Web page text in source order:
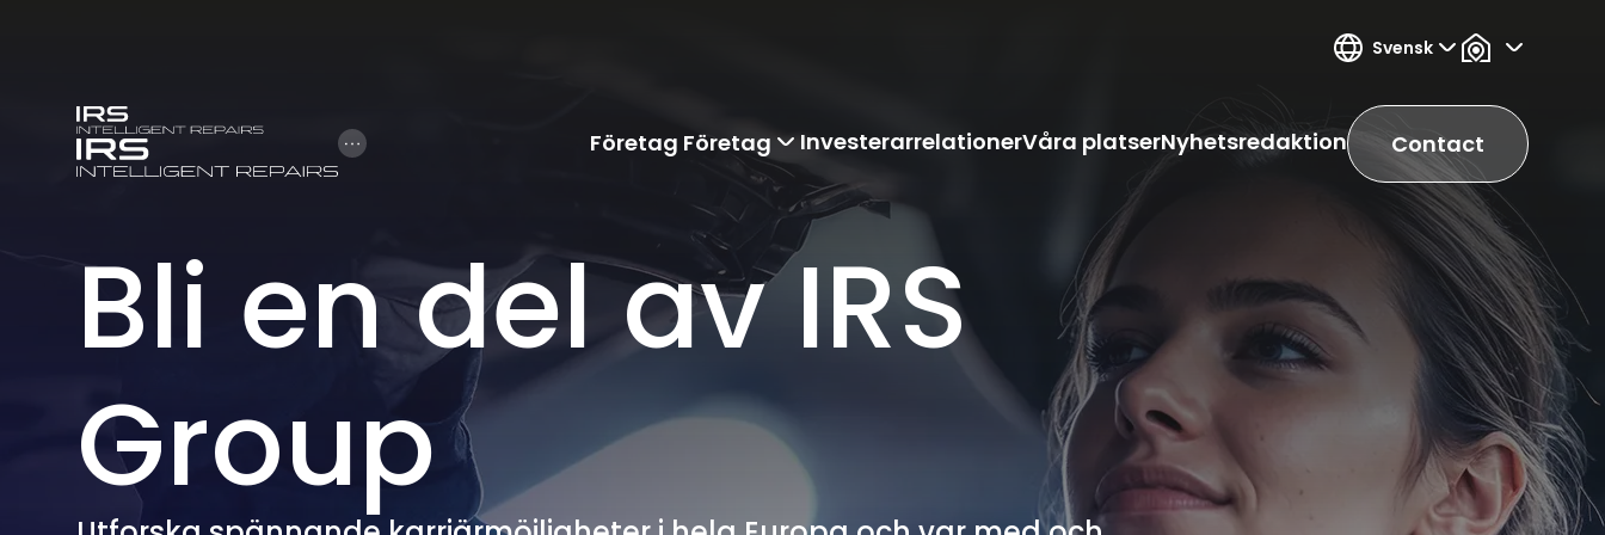
Svensk
Open Hamburger Menu Företag Företag InvesterarrelationerVåra platserNyhetsredaktion Contact
Bli en del av IRS
Group